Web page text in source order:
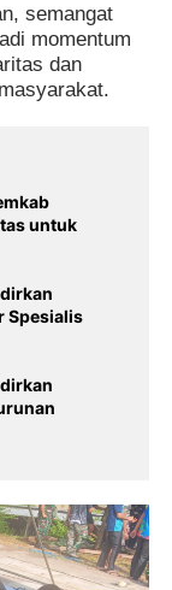
semangat
momentum
dan
untuk
Spesialis